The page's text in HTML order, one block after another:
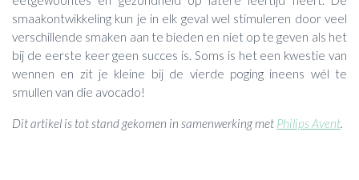
smaakontwikkeling kun je in elk geval wel stimuleren door veel
verschillende smaken aan te bieden en niet op te geven als het
bij de eerste keer geen succes is. Soms is het een kwestie van
wennen en zit je kleine bij de vierde poging ineens wél te
smullen van die avocado!
Dit artikel is tot stand gekomen in samenwerking met Philips Avent